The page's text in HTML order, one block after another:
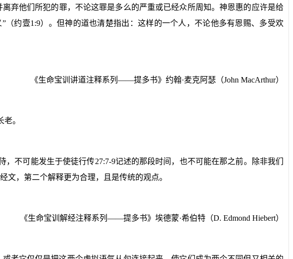
弃他们所犯的罪，不论这罪是多么的严重或已经众所周知。神恩惠的应许是给
（约壹1:9）。但神的道也清楚指出：这样的一个人，不论他多有恩赐、多受欢
《生命宝训讲道注释系列 ——提多书》约翰·麦克阿瑟（John MacArthur）
。
，不可能发生于使徒行传27:7-9记述的那段时间，也不可能在那之前。除非我们
文，第二个解释更为合理，且是传统的观点。
《生命宝训解经注释系列——提多书》 埃德蒙·希伯特（D. Edmond Hiebert）